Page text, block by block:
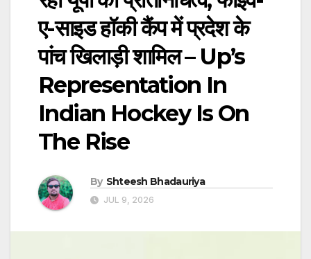
ए-साइड हॉकी कैंप में प्रदेश के
पांच खिलाड़ी शामिल – Up’s
Representation In
Indian Hockey Is On
The Rise
By Shteesh Bhadauriya
JUL 9, 2026